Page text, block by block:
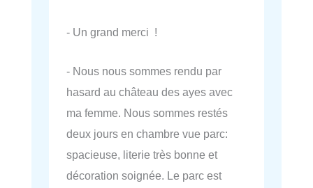
- Un grand merci !
- Nous nous sommes rendu par
hasard au château des ayes avec
ma femme. Nous sommes restés
deux jours en chambre vue parc:
spacieuse, literie très bonne et
décoration soignée. Le parc est